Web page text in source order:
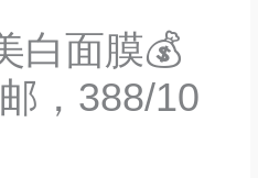
白面膜💰
，388/10